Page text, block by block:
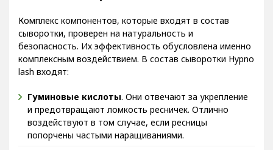
Комплекс компонентов, которые входят в состав
сыворотки, проверен на натуральность и
безопасность. Их эффективность обусловлена именно
комплексным воздействием. В состав сыворотки Hypno
lash входят:
Гуминовые кислоты. Они отвечают за укрепление
и предотвращают ломкость ресничек. Отлично
воздействуют в том случае, если ресницы
попорчены частыми наращиваниями.